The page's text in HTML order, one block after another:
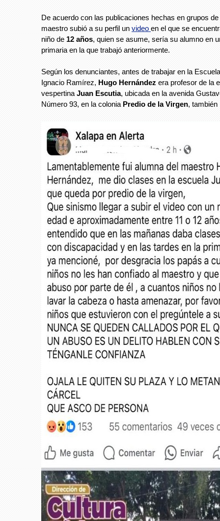
De acuerdo con las publicaciones hechas en grupos de
maestro subió a su perfil un video en el que se
niño de 12 años, quien se asume, sería su alumno en
primaria en la que trabajó anteriormente.
Según los denunciantes, antes de trabajar en la
Ignacio Ramírez, Hugo Hernández era profesor de la
vespertina Juan Escutia, ubicada en la avenida
Número 93, en la colonia Predio de la Virgen,